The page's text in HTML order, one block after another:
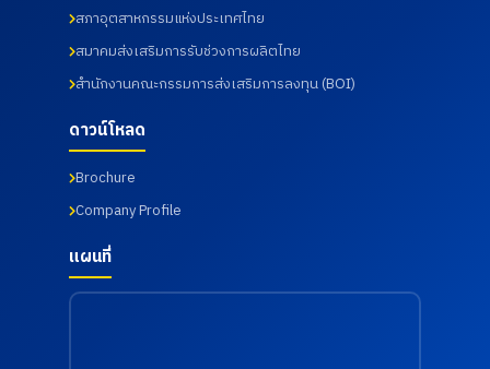
สภาอุตสาหกรรมแห่งประเทศไทย
สมาคมส่งเสริมการรับช่วงการผลิตไทย
สำนักงานคณะกรรมการส่งเสริมการลงทุน (BOI)
ดาวน์โหลด
Brochure
Company Profile
แผนที่